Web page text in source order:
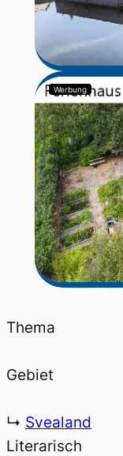
Werbung
Thema
Gebiet
↳ Svealand
Literarisch